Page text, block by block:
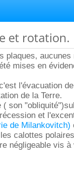
et rotation.
plaques,
mises en
l'évacuation
de la Terre.
( son
et
de Milankovitch)
calottes
négligeable vis